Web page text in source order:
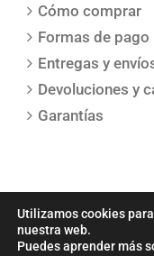
Cómo comprar
Formas de pago
Entregas y
Devoluciones y
Garantías
COPYRIGHT 2021 |
Utilizamos cookies
nuestra web.
Puedes aprender más